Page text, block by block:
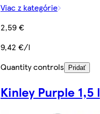
Viac z kategórie
2,59 €
9,42 €/l
Quantity controls
Pridať
Kinley Purple 1,5 l